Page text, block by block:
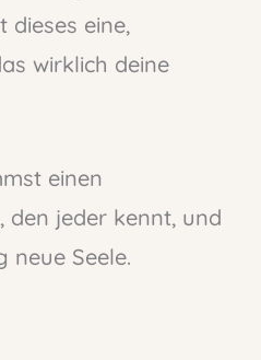
dieses eine,
wirklich deine
einen
jeder kennt, und
neue Seele.